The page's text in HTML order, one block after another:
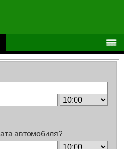
автомобиля?